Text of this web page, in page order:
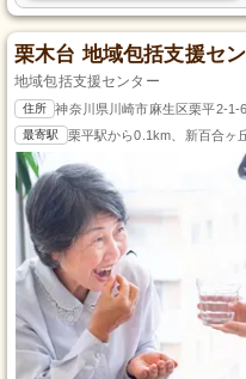
栗木台 地域包括支援セ
地域包括支援センター
住所 神奈川県川崎市麻生区栗平2-1-
最寄駅 栗平駅から0.1km、新百合ヶ